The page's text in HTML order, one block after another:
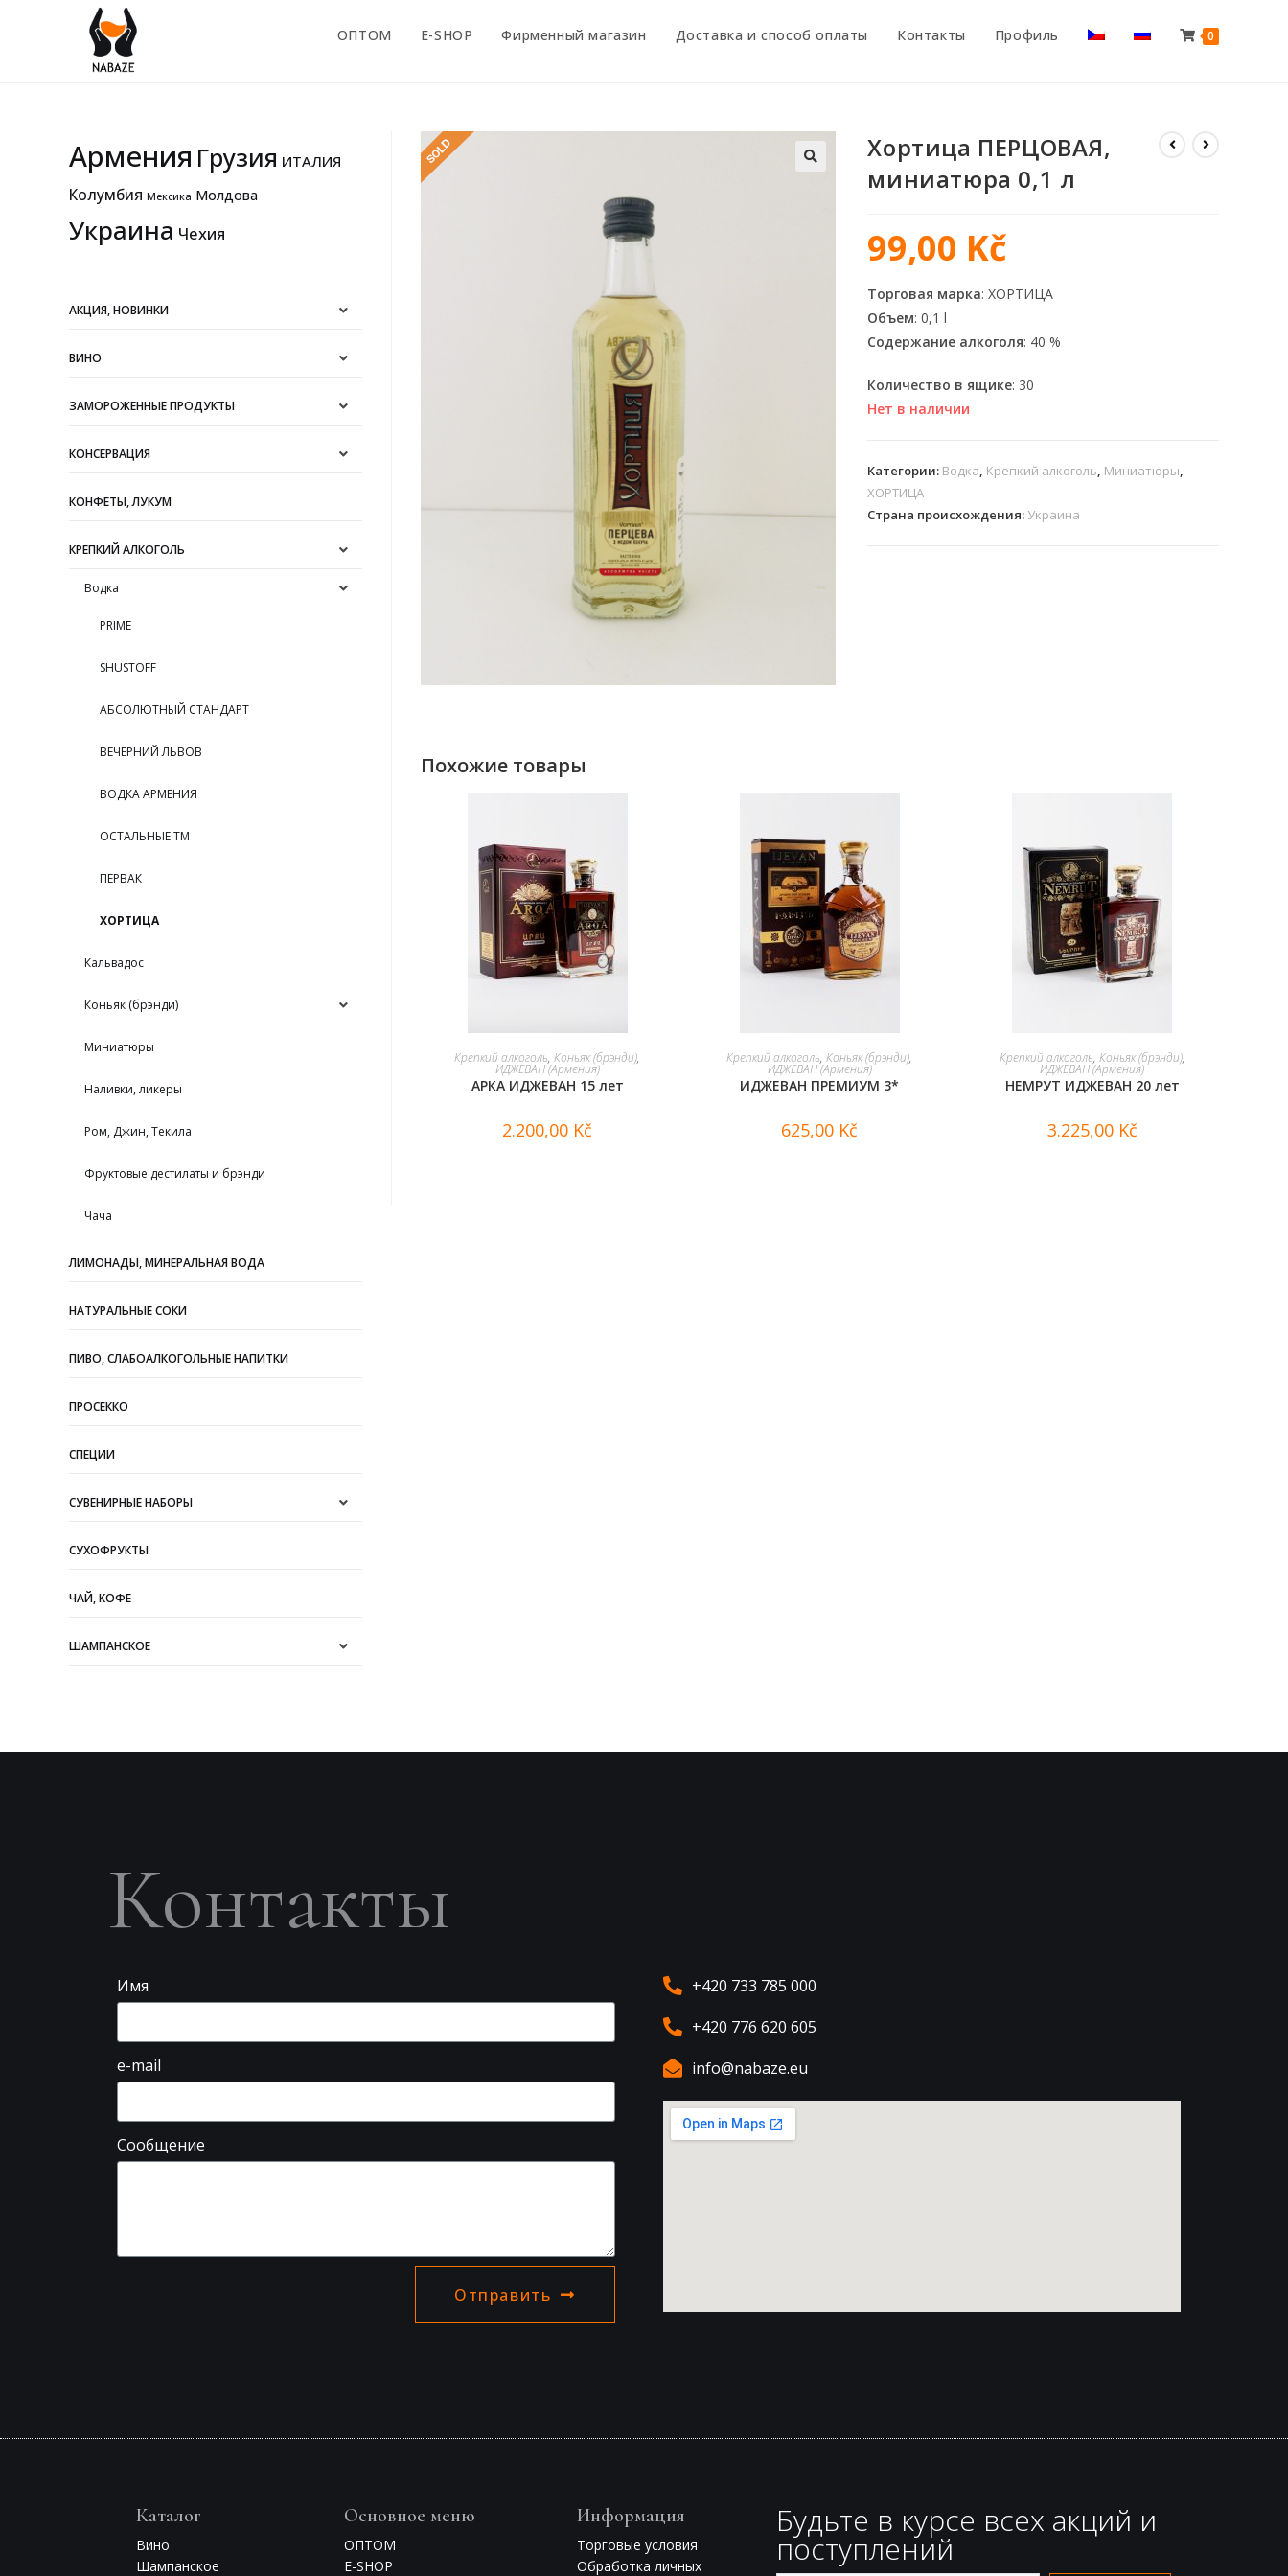
ОПТОМ E-SHOP Фирменный магазин Доставка и способ оплаты Контакты Профиль 0
Хортица ПЕРЦОВАЯ,
миниатюра 0,1 л
99,00 Kč
Торговая марка: ХОРТИЦА
Объем: 0,1 l
Содержание алкоголя: 40 %
Количество в ящике: 30
Нет в наличии
Категории: Водка, Крепкий алкоголь, Миниатюры,
ХОРТИЦА
Страна происхождения: Украина
Похожие товары
В КОРЗИНУ
Крепкий алкоголь,Коньяк (брэнди),
ИДЖЕВАН (Армения)
АРКА ИДЖЕВАН 15 лет
2.200,00 Kč
В КОРЗИНУ
Крепкий алкоголь,Коньяк (брэнди),
ИДЖЕВАН (Армения)
ИДЖЕВАН ПРЕМИУМ 3*
625,00 Kč
В КОРЗИНУ
Крепкий алкоголь, Коньяк (брэнди),
ИДЖЕВАН (Армения)
НЕМРУТ ИДЖЕВАН 20 лет
3.225,00 Kč
Армения Грузия ИТАЛИЯ
Колумбия Мексика Молдова
Украина Чехия
АКЦИЯ, НОВИНКИ
ВИНО
ЗАМОРОЖЕННЫЕ ПРОДУКТЫ
КОНСЕРВАЦИЯ
КОНФЕТЫ, ЛУКУМ
КРЕПКИЙ АЛКОГОЛЬ
Водка
PRIME
SHUSTOFF
АБСОЛЮТНЫЙ СТАНДАРТ
ВЕЧЕРНИЙ ЛЬВОВ
ВОДКА АРМЕНИЯ
ОСТАЛЬНЫЕ ТМ
ПЕРВАК
ХОРТИЦА
Кальвадос
Коньяк (брэнди)
Миниатюры
Наливки, ликеры
Ром, Джин, Текила
Фруктовые дестилаты и брэнди
Чача
ЛИМОНАДЫ, МИНЕРАЛЬНАЯ ВОДА
НАТУРАЛЬНЫЕ СОКИ
ПИВО, СЛАБОАЛКОГОЛЬНЫЕ НАПИТКИ
ПРОСЕККО
СПЕЦИИ
СУВЕНИРНЫЕ НАБОРЫ
СУХОФРУКТЫ
ЧАЙ, КОФЕ
ШАМПАНСКОЕ
Контакты
Имя
e-mail
Сообщение
Отправить
+420 733 785 000
+420 776 620 605
info@nabaze.eu
Каталог
Вино
Шампанское
Основное меню
ОПТОМ
E-SHOP
Информация
Торговые условия
Обработка личных
Будьте в курсе всех акций и
поступлений